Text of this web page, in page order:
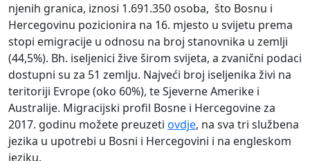
njenih granica, iznosi 1.691.350 osoba, što Bosnu i
Hercegovinu pozicionira na 16. mjesto u svijetu prema
stopi emigracije u odnosu na broj stanovnika u zemlji
(44,5%). Bh. iseljenici žive širom svijeta, a zvanični podaci
dostupni su za 51 zemlju. Najveći broj iseljenika živi na
teritoriji Evrope (oko 60%), te Sjeverne Amerike i
Australije. Migracijski profil Bosne i Hercegovine za
2017. godinu možete preuzeti ovdje, na sva tri službena
jezika u upotrebi u Bosni i Hercegovini i na engleskom
jeziku.